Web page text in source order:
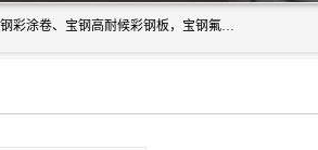
上海轩本实业有限公司主营产品：宝钢彩钢板、宝钢彩钢卷、宝钢彩涂板、宝钢彩涂卷、宝钢高耐候彩钢板，宝钢氟碳彩钢板。是一家集钢铁贸易，物流、加工为一体的产业全配套公司。